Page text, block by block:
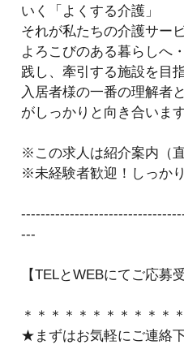
いく「よくする介護」
それが私たちの介護サー
よろこびのある暮らしへ
践し、牽引する施設を目
入居者様の一番の理解者
がしっかりと向き合います
※この求人は紹介案内（
※未経験者歓迎！しっか
---
【TELとWEBにてご応募
＊＊＊＊＊＊＊＊＊＊＊
★まずはお気軽にご連絡